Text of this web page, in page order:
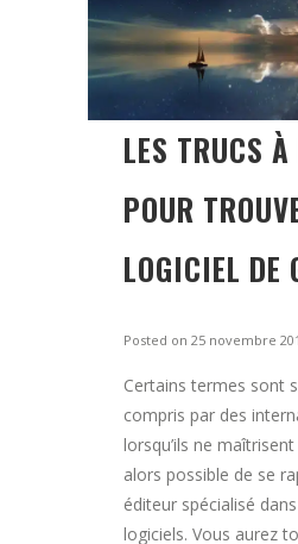
LES TRUCS
POUR
LOGICIEL DE
Posted on 25 novembre
Certains termes sont
compris par des
lorsqu’ils ne
alors possible de se
éditeur spécialisé
logiciels. Vous aurez